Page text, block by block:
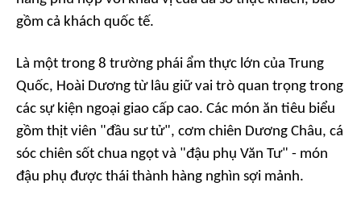
gồm cả khách quốc tế.
Là một trong 8 trường phái ẩm thực lớn của Trung
Quốc, Hoài Dương từ lâu giữ vai trò quan trọng trong
các sự kiện ngoại giao cấp cao. Các món ăn tiêu biểu
gồm thịt viên "đầu sư tử", cơm chiên Dương Châu, cá
sóc chiên sốt chua ngọt và "đậu phụ Văn Tư" - món
đậu phụ được thái thành hàng nghìn sợi mảnh.